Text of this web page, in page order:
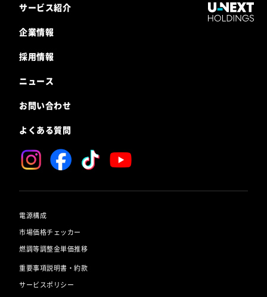
サービス紹介
企業情報
採用情報
ニュース
お問い合わせ
よくある質問
電源構成
市場価格チェッカー
燃調等調整金単価推移
重要事項説明書・約款
サービスポリシー